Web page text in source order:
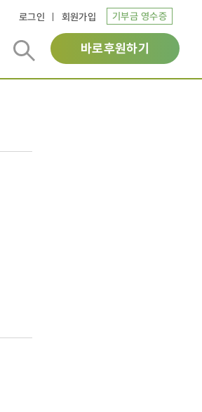
로그인 회원가입 기부금 영수증
바로후원하기